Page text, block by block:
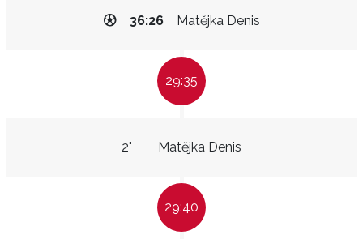
Matějka Denis
36:26
29:35
Matějka Denis
2"
29:40